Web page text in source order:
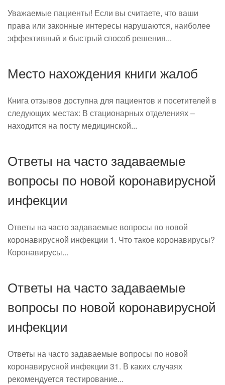
Уважаемые пациенты! Если вы считаете, что ваши
права или законные интересы нарушаются, наиболее
эффективный и быстрый способ решения...
Место нахождения книги жалоб
Книга отзывов доступна для пациентов и посетителей в
следующих местах: В стационарных отделениях –
находится на посту медицинской...
Ответы на часто задаваемые
вопросы по новой коронавирусной
инфекции
Ответы на часто задаваемые вопросы по новой
коронавирусной инфекции 1. Что такое коронавирусы?
Коронавирусы...
Ответы на часто задаваемые
вопросы по новой коронавирусной
инфекции
Ответы на часто задаваемые вопросы по новой
коронавирусной инфекции 31. В каких случаях
рекомендуется тестирование...